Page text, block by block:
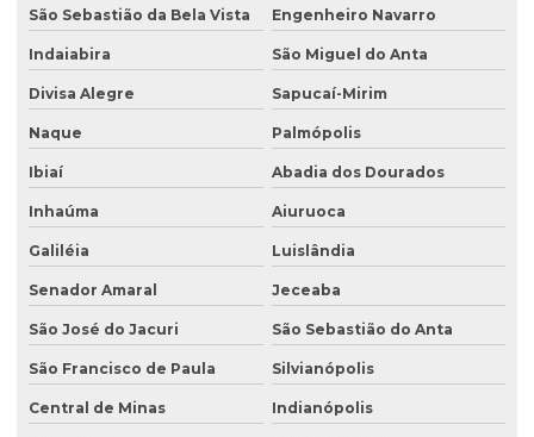
São Sebastião da Bela Vista Engenheiro Navarro
Indaiabira São Miguel do Anta
Divisa Alegre Sapucaí-Mirim
Naque Palmópolis
Ibiaí Abadia dos Dourados
Inhaúma Aiuruoca
Galiléia Luislândia
Senador Amaral Jeceaba
São José do Jacuri São Sebastião do Anta
São Francisco de Paula Silvianópolis
Central de Minas Indianópolis